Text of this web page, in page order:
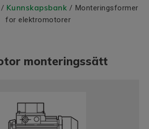
/ Kunnskapsbank / Monteringsformer
for elektromotorer
monteringssätt